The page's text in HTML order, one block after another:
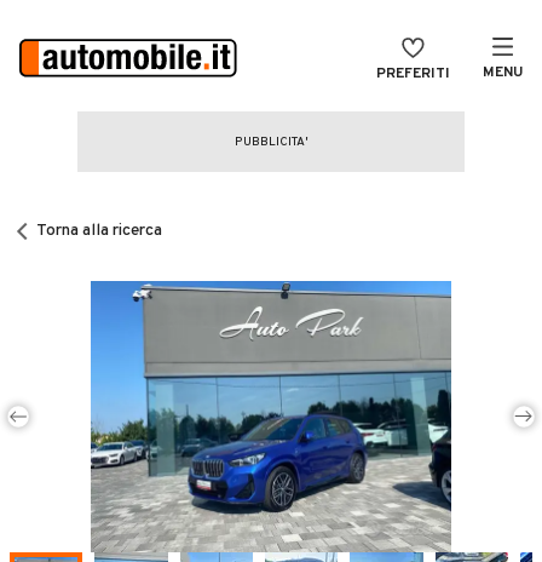
PREFERITI MENU
CERCA
Auto Nuove
Noleggio a lungo termine
Auto d'epoca
Moto
Camper
Veicoli Commerciali
Torna alla ricerca